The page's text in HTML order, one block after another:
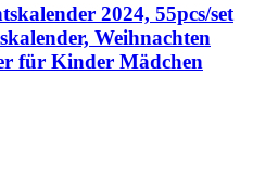
2024, 55pcs/set
Weihnachten
für Kinder Mädchen